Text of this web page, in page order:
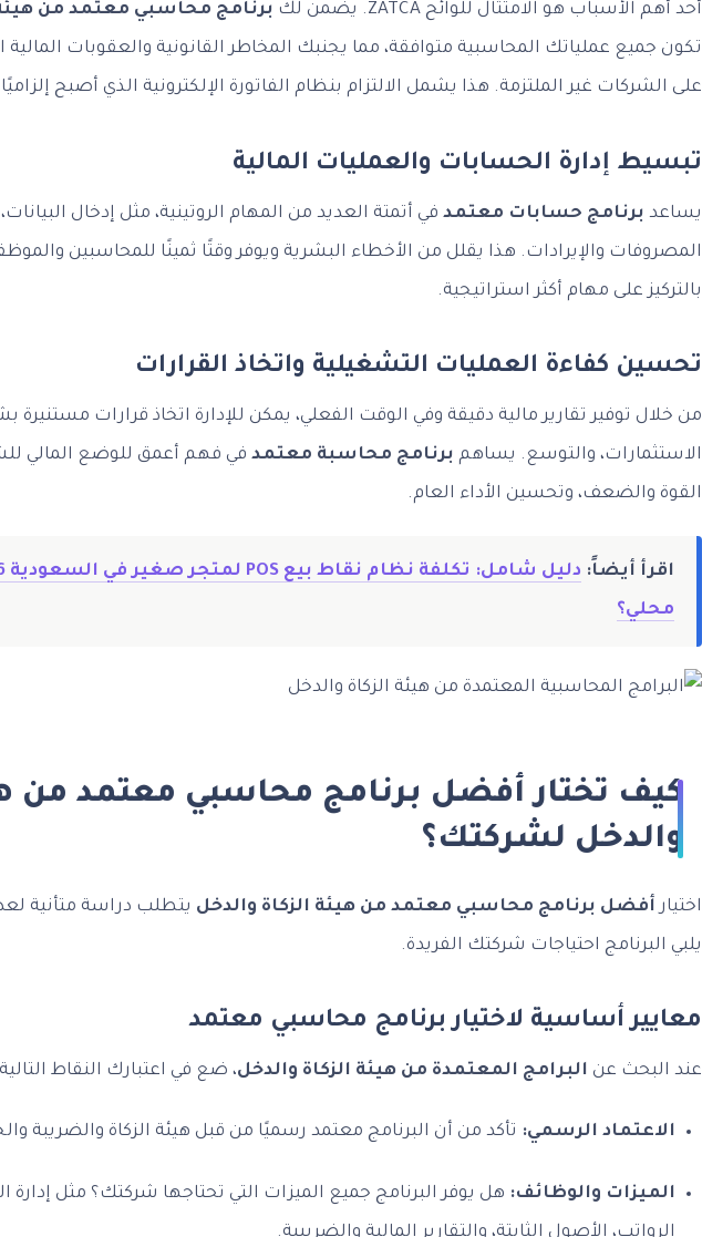
أحد أهم الأسباب هو الامتثال للوائح ZATCA. يضمن لك برنامج محاسبي معتمد من هيئة
تكون جميع عملياتك المحاسبية متوافقة، مما يجنبك المخاطر القانونية والعقوبات المالية
على الشركات غير الملتزمة. هذا يشمل الالتزام بنظام الفاتورة الإلكترونية الذي أصبح
تبسيط إدارة الحسابات والعمليات المالية
يساعد برنامج حسابات معتمد في أتمتة العديد من المهام الروتينية، مثل إدخال البيانات،
المصروفات والإيرادات. هذا يقلل من الأخطاء البشرية ويوفر وقتًا ثمينًا للمحاسبين
بالتركيز على مهام أكثر استراتيجية.
تحسين كفاءة العمليات التشغيلية واتخاذ القرارات
من خلال توفير تقارير مالية دقيقة وفي الوقت الفعلي، يمكن للإدارة اتخاذ قرارات مستنيرة
الاستثمارات، والتوسع. يساهم برنامج محاسبة معتمد في فهم أعمق للوضع المالي
القوة والضعف، وتحسين الأداء العام.
اقرأ أيضاً:
محلي؟
كيف تختار أفضل برنامج محاسبي معتمد من
والدخل لشركتك؟
اختيارأفضل برنامج محاسبي معتمد من هيئة الزكاة والدخل يتطلب دراسة متأنية
يلبي البرنامج احتياجات شركتك الفريدة.
معايير أساسية لاختيار برنامج محاسبي معتمد
عند البحث عن البرامج المعتمدة من هيئة الزكاة والدخل، ضع في اعتبارك النقاط
الاعتماد الرسمي: تأكد من أن البرنامج معتمد رسميًا من قبل هيئة الزكاة والضريبة
الميزات والوظائف: هل يوفر البرنامج جميع الميزات التي تحتاجها شركتك؟ مثل إدارة
الرواتب، الأصول الثابتة، والتقارير المالية والضريبية.